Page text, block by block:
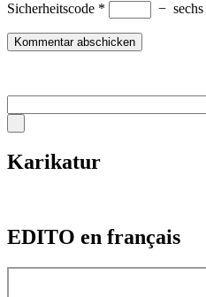
Sicherheitscode * − sechs
Karikatur
EDITO en français